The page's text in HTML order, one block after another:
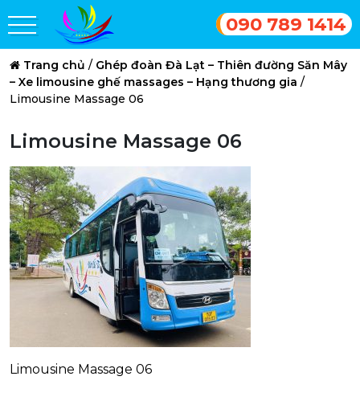
090 789 1414
Trang chủ / Ghép đoàn Đà Lạt – Thiên đường Săn Mây
– Xe limousine ghế massages – Hạng thương gia /
Limousine Massage 06
Limousine Massage 06
Limousine Massage 06